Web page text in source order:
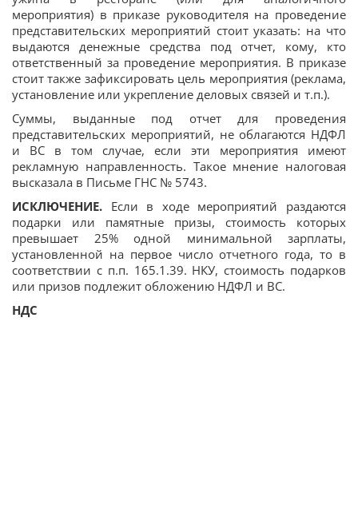
мероприятия) в приказе руководителя на проведение
представительских мероприятий стоит указать: на что
выдаются денежные средства под отчет, кому, кто
ответственный за проведение мероприятия. В приказе
стоит также зафиксировать цель мероприятия (реклама,
установление или укрепление деловых связей и т.п.).
Суммы, выданные под отчет для проведения
представительских мероприятий, не облагаются НДФЛ
и ВС в том случае, если эти мероприятия имеют
рекламную направленность. Такое мнение налоговая
высказала в Письме ГНС № 5743.
ИСКЛЮЧЕНИЕ. Если в ходе мероприятий раздаются
подарки или памятные призы, стоимость которых
превышает 25% одной минимальной зарплаты,
установленной на первое число отчетного года, то в
соответствии с п.п. 165.1.39. НКУ, стоимость подарков
или призов подлежит обложению НДФЛ и ВС.
НДС